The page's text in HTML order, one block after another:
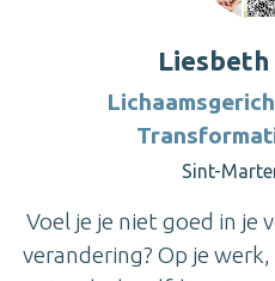
Liesbeth
Sint-
Voel je je niet goed in je
verandering? Op je